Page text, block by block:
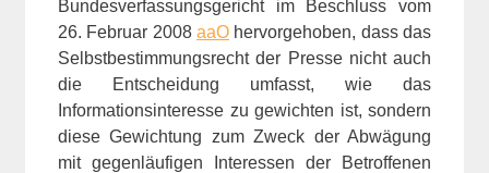
Bundesverfassungsgericht im Beschluss vom
26. Februar 2008 aaO hervorgehoben, dass das
Selbstbestimmungsrecht der Presse nicht auch
die Entscheidung umfasst, wie das
Informationsinteresse zu gewichten ist, sondern
diese Gewichtung zum Zweck der Abwägung
mit gegenläufigen Interessen der Betroffenen